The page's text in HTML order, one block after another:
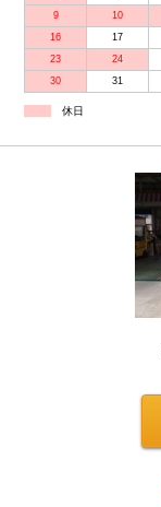
9 10
16
17
23
24
30
31
休日